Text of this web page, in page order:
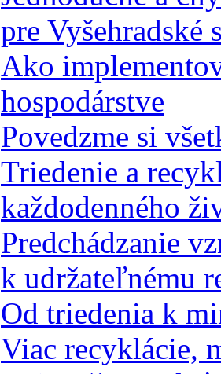
pre Vyšehradské
Ako
hospodárstve
Povedzme si
Triedenie a
každodenného
Predchádzanie
k udržateľnému
Od triedenia k
Viac recyklácie,